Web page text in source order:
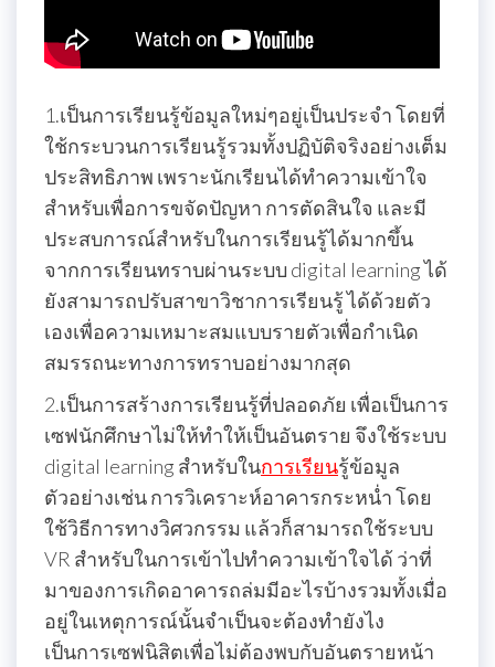
1.เป็นการเรียนรู้ข้อมูลใหม่ๆอยู่เป็นประจำ โดยที่
ใช้กระบวนการเรียนรู้รวมทั้งปฏิบัติจริงอย่างเต็ม
ประสิทธิภาพ เพราะนักเรียนได้ทำความเข้าใจ
สำหรับเพื่อการขจัดปัญหา การตัดสินใจ และมี
ประสบการณ์สำหรับในการเรียนรู้ได้มากขึ้น
จากการเรียนทราบผ่านระบบ digital learning ได้
ยังสามารถปรับสาขาวิชาการเรียนรู้ ได้ด้วยตัว
เองเพื่อความเหมาะสมแบบรายตัวเพื่อกำเนิด
สมรรถนะทางการทราบอย่างมากสุด
2.เป็นการสร้างการเรียนรู้ที่ปลอดภัย เพื่อเป็นการ
เซฟนักศึกษาไม่ให้ทำให้เป็นอันตราย จึงใช้ระบบ
digital learning สำหรับในการเรียนรู้ข้อมูล
ตัวอย่างเช่น การวิเคราะห์อาคารกระหน่ำ โดย
ใช้วิธีการทางวิศวกรรม แล้วก็สามารถใช้ระบบ
VR สำหรับในการเข้าไปทำความเข้าใจได้ ว่าที่
มาของการเกิดอาคารถล่มมีอะไรบ้างรวมทั้งเมื่อ
อยู่ในเหตุการณ์นั้นจำเป็นจะต้องทำยังไง
เป็นการเซฟนิสิตเพื่อไม่ต้องพบกับอันตรายหน้า